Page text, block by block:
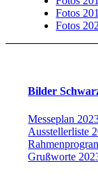
Fotos
Fotos
Bilder
Messeplan
Ausstellerliste
Grußworte